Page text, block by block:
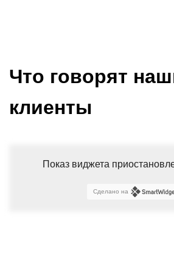
Что говорят
клиенты
Показ виджета
Сделано на